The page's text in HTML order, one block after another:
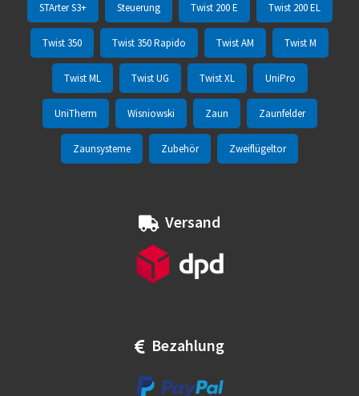
STArter S3+ Steuerung Twist 200 E Twist 200 EL
Twist 350 Twist 350 Rapido Twist AM Twist M
Twist ML Twist UG Twist XL UniPro
UniTherm Wisniowski Zaun Zaunfelder
Zaunsysteme Zubehör Zweiflügeltor
Versand
Bezahlung